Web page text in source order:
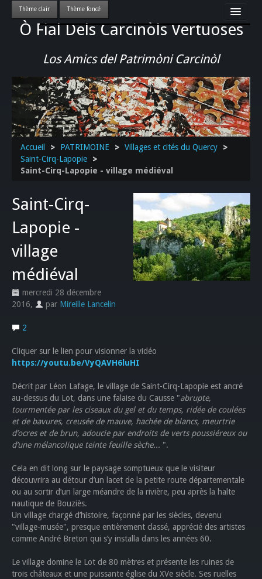
Ò Fial Dels Carcinòls Vertuoses
Los Amics del Patrimòni Carcinòl
Accueil
LES QUERCYNOIS & LEUR CULTURE
PATRIMOINE
GASTRONOMIE
ACTUALITE-CULTURE-EVENEMENTS LOCAUX
>>
Accueil > PATRIMOINE > Villages et cités du Quercy
>
Saint-Cirq-Lapopie
>
Saint-Cirq-Lapopie - village médiéval
Saint-Cirq-
Lapopie -
village
médiéval
mercredi 28 décembre
2016, par Mireille Lancelin
2
Cliquer sur le lien pour visionner la vidéo
https://youtu.be/VyQAVH6luHI
Décrit par Léon Lafage, le village de Saint-Cirq-Lapopie est ancré
au-dessus du Lot, dans une falaise du Causse "abrupte,
tourmentée par les ciseaux du gel et du temps, ridée de coulées
et de bavures, creusée de mauve, hachée de blancs, meurtrie
d’ocres et de brun, adoucie par endroits de verts poussiéreux ou
d’une mélancolique teinte feuille sèche... ".
Cela en dit long sur le paysage somptueux que le visiteur
découvrira au détour d’un lacet de la petite route départementale
ou au sortir d’un large méandre de la rivière, peu après la halte
nautique de Bouziès.
Un village chargé d’histoire, façonné par les siècles, devenu
"village-musée", presque entièrement classé, apprécié des artistes
comme André Breton qui s’y installa dans les années 60.
Le village domine le Lot de 80 mètres et présente les ruines de
trois châteaux et une puissante église du XVe siècle. Ses ruelles